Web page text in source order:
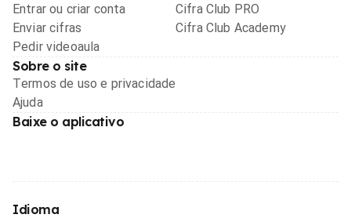
Entrar ou criar conta
Enviar cifras
Pedir videoaula
Cifra Club PRO
Cifra Club Academy
Sobre o site
Termos de uso e privacidade
Ajuda
Baixe o aplicativo
Idioma